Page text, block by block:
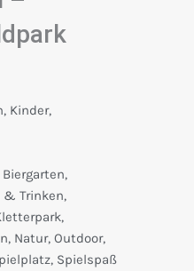
b
o
o
k
a
a
m
, Kinder,
Biergarten,
& Trinken,
,
, Natur,Outdoor,
, Spielspaß